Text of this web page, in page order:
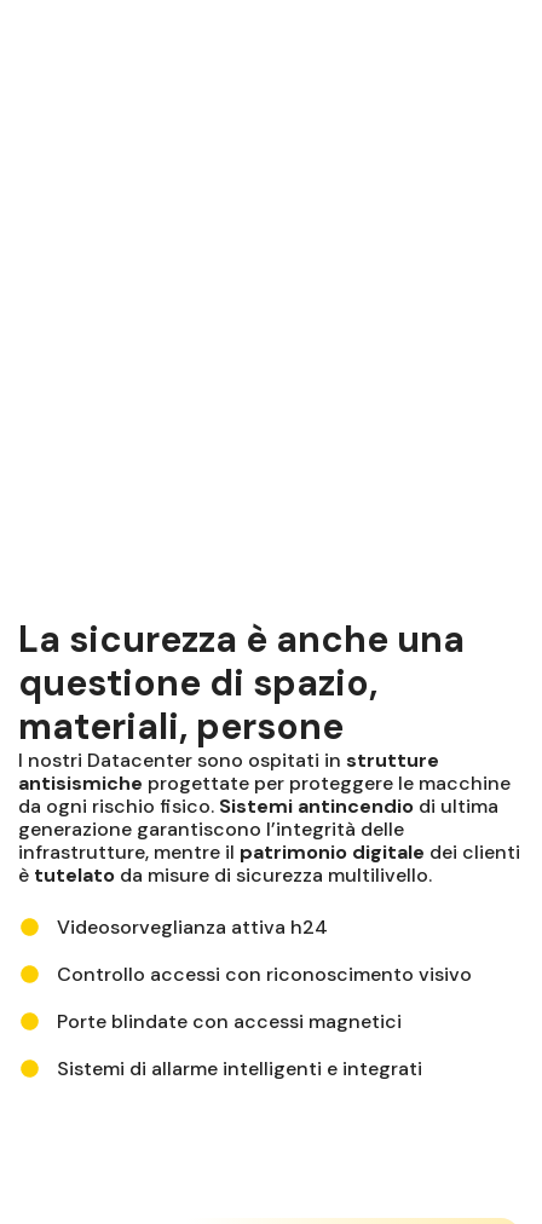
La sicurezza è anche una
questione di spazio,
materiali, persone
I nostri Datacenter sono ospitati in strutture
antisismiche progettate per proteggere le macchine
da ogni rischio fisico. Sistemi antincendio di ultima
generazione garantiscono l’integrità delle
infrastrutture, mentre il patrimonio digitale dei clienti
è tutelato da misure di sicurezza multilivello.
Videosorveglianza attiva h24
Controllo accessi con riconoscimento visivo
Porte blindate con accessi magnetici
Sistemi di allarme intelligenti e integrati